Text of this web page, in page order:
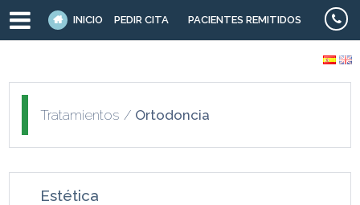
INICIO PEDIR CITA PACIENTES REMITIDOS
Tratamientos / Ortodoncia
Estética